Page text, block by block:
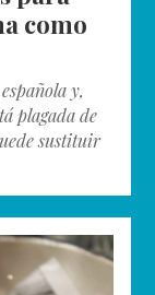
como
y,
plagada de
sustituir